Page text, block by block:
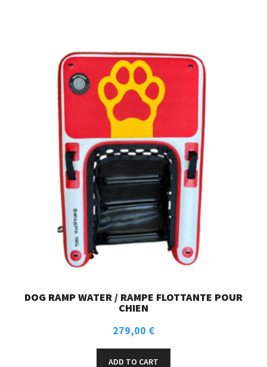
DOG RAMP WATER / RAMPE FLOTTANTE POUR
CHIEN
279,00 €
ADD TO CART